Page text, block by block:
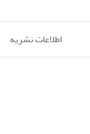
اطلاعات نشریه